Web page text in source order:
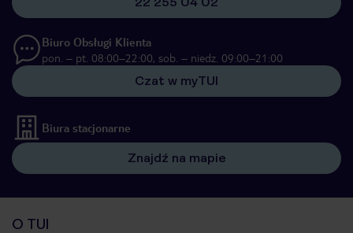
Biuro Obsługi Klienta
pon. – pt. 08:00–22:00, sob. – niedz. 09:00–21:00
Czat w myTUI
Biura stacjonarne
Znajdź na mapie
O TUI